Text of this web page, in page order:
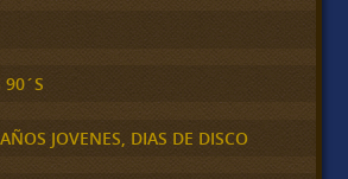
90´S
JOVENES, DIAS DE DISCO